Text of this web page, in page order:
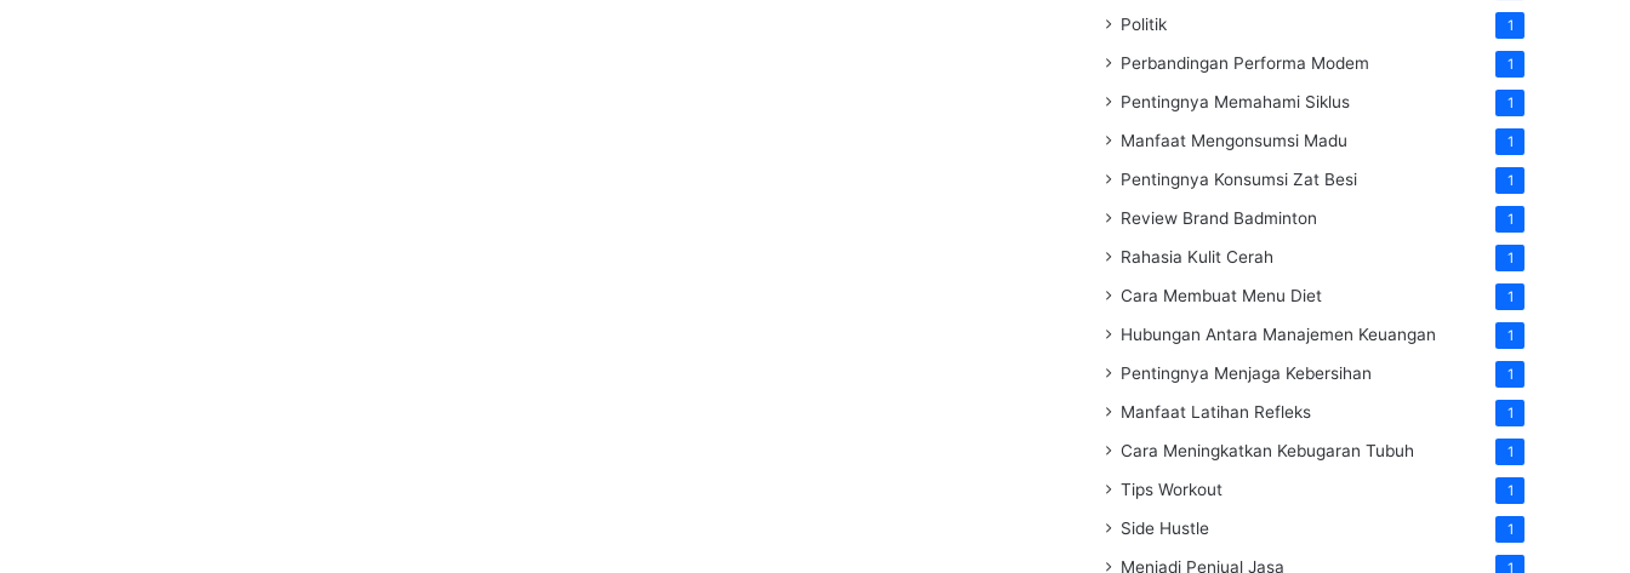
Politik 1
Perbandingan Performa Modem 1
Pentingnya Memahami Siklus 1
Manfaat Mengonsumsi Madu 1
Pentingnya Konsumsi Zat Besi 1
Review Brand Badminton 1
Rahasia Kulit Cerah 1
Cara Membuat Menu Diet 1
Hubungan Antara Manajemen Keuangan 1
Pentingnya Menjaga Kebersihan 1
Manfaat Latihan Refleks 1
Cara Meningkatkan Kebugaran Tubuh 1
Tips Workout 1
Side Hustle 1
Menjadi Penjual Jasa 1